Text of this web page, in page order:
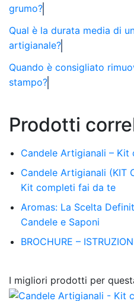
grumo?
Qual è la durata media di
artigianale?
Quando è consigliato
stampo?
Prodotti
Candele Artigianali –
Candele Artigianali (KIT
Kit completi fai da te
Aromas: La Scelta
Candele e Saponi
BROCHURE –
I migliori prodotti per